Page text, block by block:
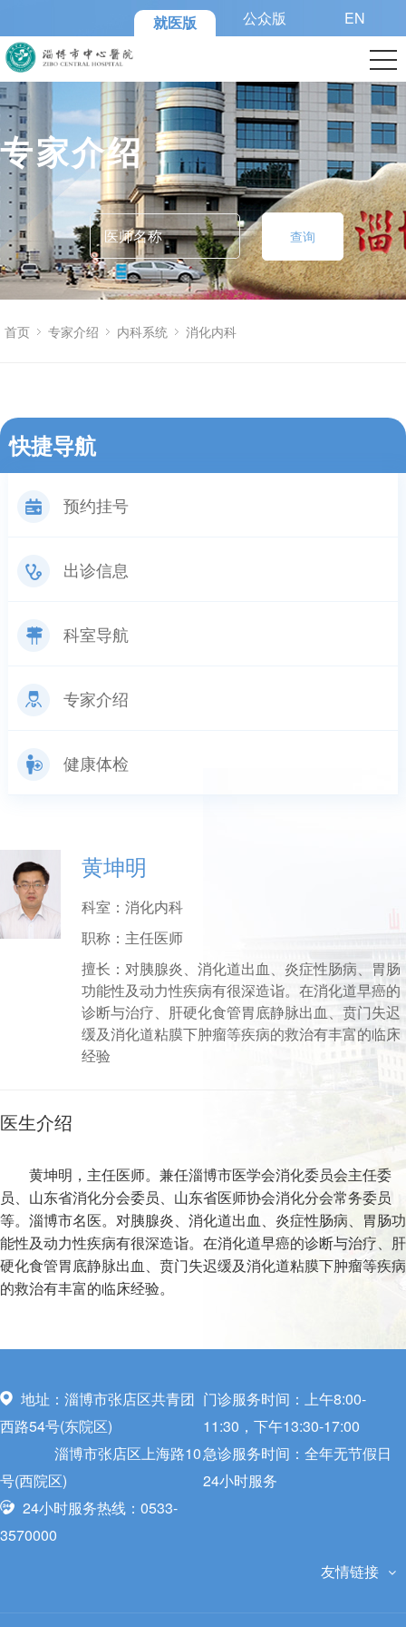
就医版 公众版 EN
专家介绍
查询
首页 专家介绍 内科系统 消化内科
快捷导航
预约挂号
出诊信息
科室导航
专家介绍
健康体检
黄坤明
科室： 消化内科
职称： 主任医师
擅长： 对胰腺炎、消化道出血、炎症性肠病、胃肠
功能性及动力性疾病有很深造诣。在消化道早癌的
诊断与治疗、肝硬化食管胃底静脉出血、贲门失迟
缓及消化道粘膜下肿瘤等疾病的救治有丰富的临床
经验
医生介绍
黄坤明，主任医师。兼任淄博市医学会消化委员会主任委
员、山东省消化分会委员、山东省医师协会消化分会常务委员
等。淄博市名医。对胰腺炎、消化道出血、炎症性肠病、胃肠功
能性及动力性疾病有很深造诣。在消化道早癌的诊断与治疗、肝
硬化食管胃底静脉出血、贲门失迟缓及消化道粘膜下肿瘤等疾病
的救治有丰富的临床经验。
地址：淄博市张店区共青团
西路54号(东院区)
淄博市张店区上海路10
号(西院区)
24小时服务热线：0533-
3570000
门诊服务时间：上午8:00-
11:30，下午13:30-17:00
急诊服务时间：全年无节假日
24小时服务
友情链接